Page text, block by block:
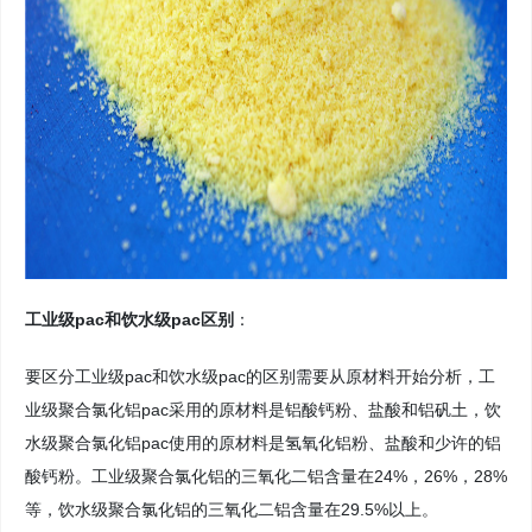
工业级pac和饮水级pac区别 ：
要区分工业级pac和饮水级pac的区别需要从原材料开始分析，工
业级聚合氯化铝pac采用的原材料是铝酸钙粉、盐酸和铝矾土，饮
水级聚合氯化铝pac使用的原材料是氢氧化铝粉、盐酸和少许的铝
酸钙粉。工业级聚合氯化铝的三氧化二铝含量在24%，26%，28%
等，饮水级聚合氯化铝的三氧化二铝含量在29.5%以上。